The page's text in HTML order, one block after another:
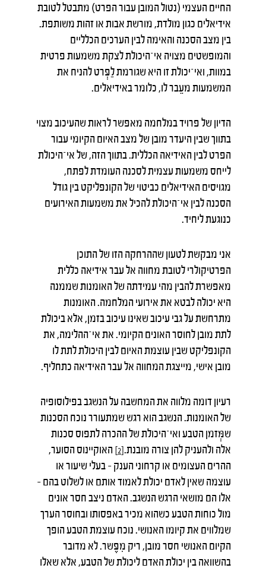
החיים העצמי (נטול המובן עבור הפרט) מתבטל לטובת
אידיאלים כגון מולדת, מורשת אבות או זהות משותפת.
בין מצב הסכנה והאימה לבין הערכים הכלליים
והמופשטים מצויה אי־היכולת לצקת משמעות פרטית
במוות, ואי־יכולת זו היא שגורמת לַפְּרט להניח את
המשמעות מעֵבר לו, כלומר באידיאלים.
הדיון של פרויד במלחמה מאפשר לראות שהעיכוב מצוי
בתווך שבין היעדר מובן של מצב האיום הקיומי עבור
הפרט לבין האידיאה הכללית. בתווך הזה, של אי־היכולת
לייחס משמעות עצמית לסכנה העומדת לפתח,
מגויסים האידיאלים כביטוי של הקונפליקט בין גודל
הסכנה לבין אי־היכולת להכיל את משמעות האירועים
כנוגעת ליחיד.
אני מבקשת לטעון שההרחקה הזו של התוכן
הפרטיקולרי לטובת מחווה אל עבר אידיאה כללית
מאפשרת להבין מהי עמידתה של האומנות שממנה
היא יכולה לבטא את אירועי המלחמה. האומנות
מתרחשת על גבי עיכוב שאינו עיכוב בזמן, אלא ביכולת
לתת מובן לחוסר האונים הקיומי. את אי־ההלימה, את
הקונפליקט שבין עוצמת האיום לבין היכולת לתת לו
מובן אישי, מייצגת המחווה אל עבר האידיאה כתחליף.
רעיון דומה מלווה את המחשבה על הנשגב בפילוסופיה
של האומנות. הנשגב הוא רגש שמתעורר נוכח הסכנות
שמְּזמן הטבע ואי־היכולת של ההכרה לתפוס סכנות
אלה ולהעניק להן צורה מובנת.[2]
האוקיינוס הסוער,
ההרים העצומים או קרחוני הענק – בעלי שיעור או
עוצמה שאין לאדם יכולת לאמוד אותם או לשלוט בהם –
אלו הם מושאי הרגש הנשגב. האדם ניצב חסר אונים
מול כוחות הטבע כשהוא מכיר באפסותו ובחוסר הערך
שמלווים את קיומו האנושי. נוכח עוצמת הטבע הופך
הקיום האנושי חסר מובן, ריק מִפֶּשר. לא מדובר
בהשוואה בין יכולת האדם ליכולת של הטבע, אלא שאלו